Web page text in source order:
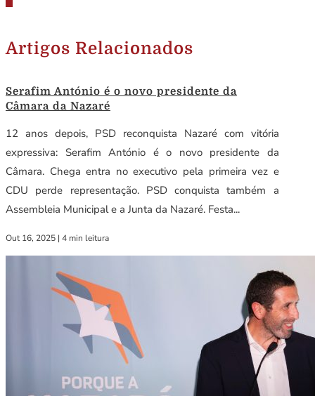
Artigos Relacionados
Serafim António é o novo presidente da
Câmara da Nazaré
12 anos depois, PSD reconquista Nazaré com vitória
expressiva: Serafim António é o novo presidente da
Câmara. Chega entra no executivo pela primeira vez e
CDU perde representação. PSD conquista também a
Assembleia Municipal e a Junta da Nazaré. Festa...
Out 16, 2025 | 4 min leitura